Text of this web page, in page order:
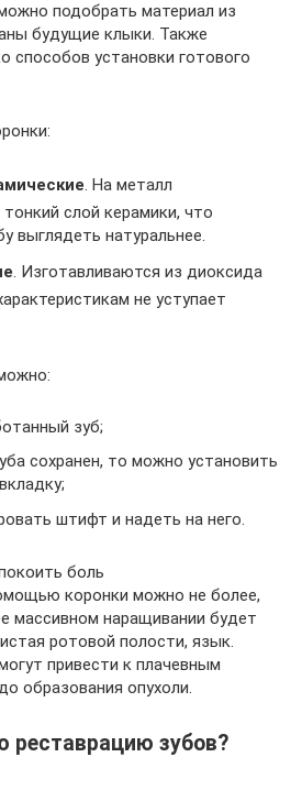
подобрать материал из
будущие клыки. Также
способов установки готового
. На металл
слой керамики, что
выглядеть натуральнее.
. Изготавливаются из диоксида
не уступает
зуб;
сохранен, то можно установить
штифт и надеть на него.
боль
коронки можно не более,
массивном наращивании будет
ротовой полости, язык.
привести к плачевным
образования опухоли.
реставрацию зубов?